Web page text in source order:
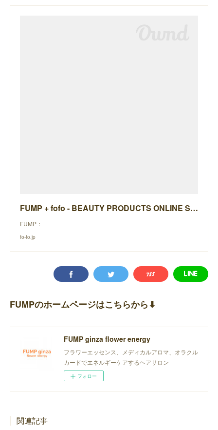
FUMP + fofo - BEAUTY PRODUCTS ONLINE STORE -
FUMP：
fo-fo.jp
FUMPのホームページはこちらから⬇︎
FUMP ginza flower energy
フラワーエッセンス、メディカルアロマ、オラクル
カードでエネルギーケアするヘアサロン
フォロー
関連記事